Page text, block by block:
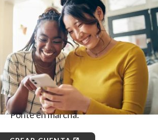
de inscribirse: Usted
elige
EN LÍNEA
Ponte en marcha.